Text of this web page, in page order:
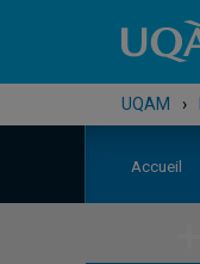
UQAM ›
Accueil